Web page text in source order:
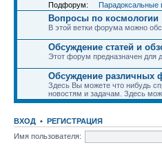
Подфорум: Парадоксальные
Вопросы по космологии
В этой ветки форума можно
Обсуждение статей и
Этот форум предназначен для
Обсуждение различных
Здесь Вы можете что нибудь
новостям и задачам. Здесь
ВХОД • РЕГИСТРАЦИЯ
Имя пользователя: